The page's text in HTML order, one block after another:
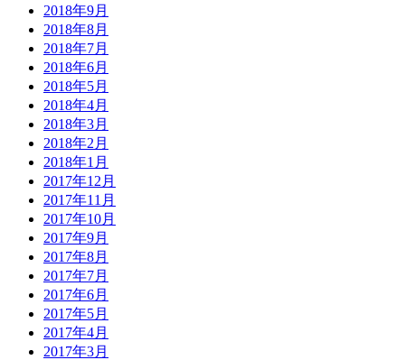
2018年9月
2018年8月
2018年7月
2018年6月
2018年5月
2018年4月
2018年3月
2018年2月
2018年1月
2017年12月
2017年11月
2017年10月
2017年9月
2017年8月
2017年7月
2017年6月
2017年5月
2017年4月
2017年3月